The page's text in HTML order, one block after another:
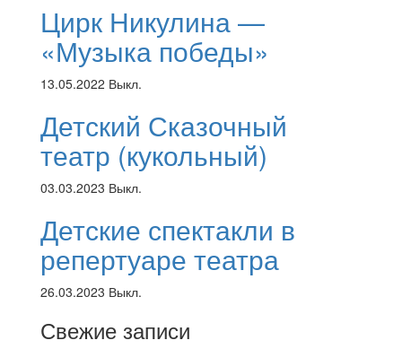
Цирк Никулина —
«Музыка победы»
13.05.2022 Выкл.
Детский Сказочный
театр (кукольный)
03.03.2023 Выкл.
Детские спектакли в
репертуаре театра
26.03.2023 Выкл.
Свежие записи